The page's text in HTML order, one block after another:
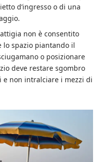
d’ingresso o di una
non è consentito
lo spazio piantando il
o posizionare
deve restare sgombro
non intralciare i mezzi di